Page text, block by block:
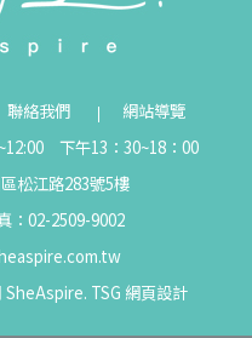
聯絡我們
網站導覽
下午13：30~18：00
松江路283號5樓
：02-2509-9002
SheAspire. TSG 網頁設計